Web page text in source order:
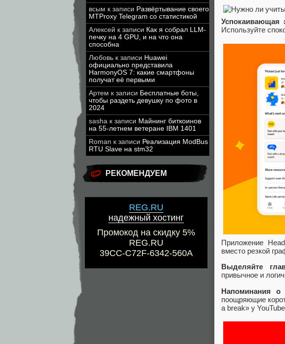
всым к записи Развёртывание своего
MTProxy Telegram со статистикой
Алексей к записи Как я собрал LLM-
печку на 4 GPU, и на что она
способна
Любовь к записи Huawei
официально представила
HarmonyOS 7: какие смартфоны
получат её первыми
Артем к записи Бесплатные боты,
чтобы раздеть девушку по фото в
2024
sasha к записи Майнинг биткоинов
на 55-летнем ветеране IBM 1401
Roman к записи Реализация ModBus
RTU Slave на stm32
РЕКОМЕНДУЕМ
REG.RU
надежный хостинг
Промокод на скидку 5%
REG.RU
39CC-C72F-6342-560A
Успокаивающая
Используйте
Приложение
вместо резкой
Выделяйте
привычное и
Напоминания о
поощряющие
a break» у